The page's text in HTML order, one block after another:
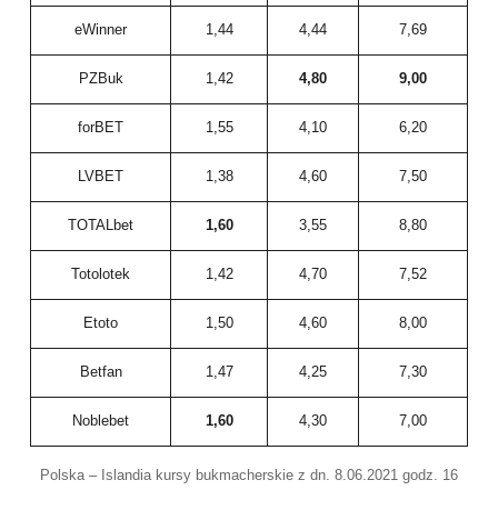
eWinner 1,44 4,44 7,69
PZBuk 1,42 4,80 9,00
forBET 1,55 4,10 6,20
LVBET 1,38 4,60 7,50
TOTALbet 1,60 3,55 8,80
Totolotek 1,42 4,70 7,52
Etoto 1,50 4,60 8,00
Betfan 1,47 4,25 7,30
Noblebet 1,60 4,30 7,00
Polska – Islandia kursy bukmacherskie z dn. 8.06.2021 godz. 16